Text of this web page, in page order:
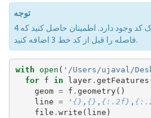
توجه
در قسمت زیر 2 سطح بلوک کد وجود دارد. اطمینان حاصل کنید که 4
فاصله را قبل از کد خط 3 اضافه کنید.
with open ( '/Users/ujaval/
for
f in layer. getFeatures
geom = f . geometry()
line = ' {} , {} , {:.2f} ,
file . write ( line )